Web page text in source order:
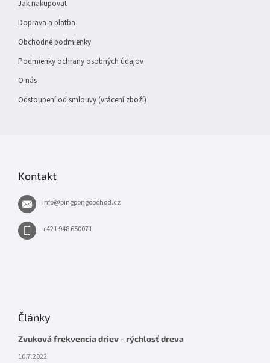
Jak nakupovat
Doprava a platba
Obchodné podmienky
Podmienky ochrany osobných údajov
O nás
Odstoupení od smlouvy (vrácení zboží)
Kontakt
info@pingpongobchod.cz
+421 948 650071
Články
Zvuková frekvencia driev - rýchlosť dreva
10.7.2022